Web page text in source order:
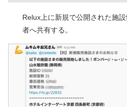
Relux上に新規で公開された施
者へ共有する。